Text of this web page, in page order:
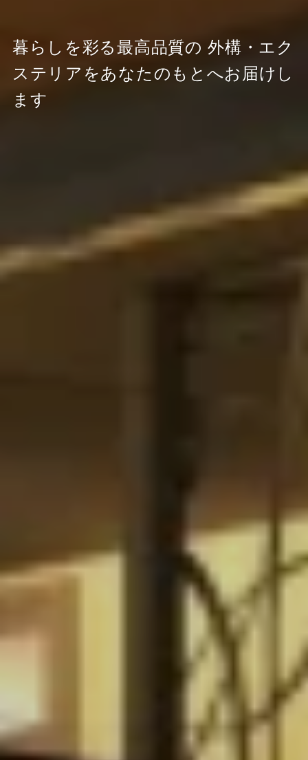
暮らしを彩る最高品質の 外構・エク
ステリアをあなたのもとへお届けし
ます